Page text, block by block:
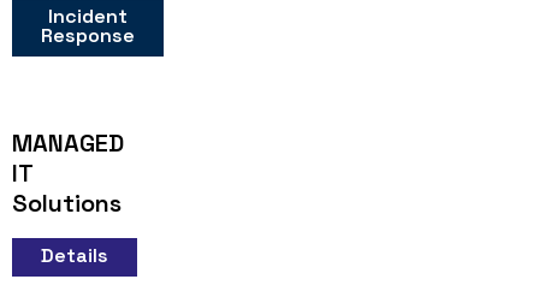
Incident
Response
MANAGED
IT
Solutions
Details